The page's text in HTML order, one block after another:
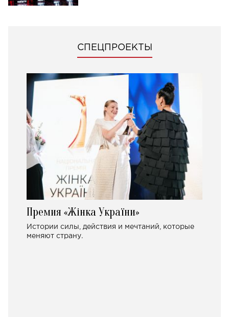
СПЕЦПРОЕКТЫ
Премия «Жінка України»
Истории силы, действия и мечтаний, которые
меняют страну.